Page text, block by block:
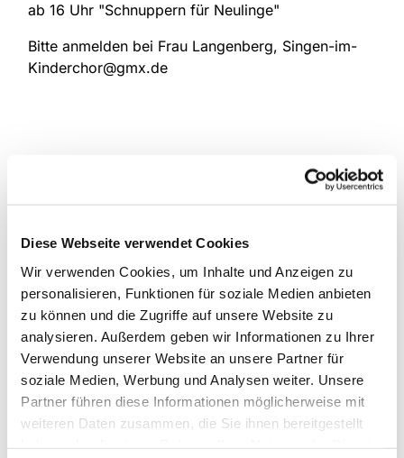
Diese Webseite verwendet Cookies
Wir verwenden Cookies, um Inhalte und Anzeigen zu
personalisieren, Funktionen für soziale Medien anbieten
zu können und die Zugriffe auf unsere Website zu
analysieren. Außerdem geben wir Informationen zu Ihrer
Verwendung unserer Website an unsere Partner für
soziale Medien, Werbung und Analysen weiter. Unsere
Partner führen diese Informationen möglicherweise mit
weiteren Daten zusammen, die Sie ihnen bereitgestellt
ab 16 Uhr "Schnuppern für Neulinge"
Bitte anmelden bei Frau Langenberg, Singen-im-
Kinderchor@gmx.de